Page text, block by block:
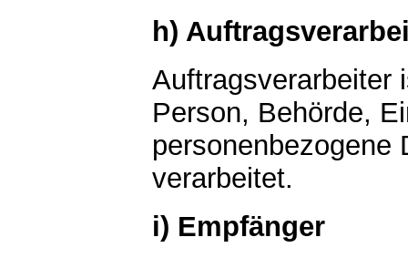
h)
Auftragsverarbeiter
Person, Behörde,
personenbezogene
verarbeitet.
i) Empfänger